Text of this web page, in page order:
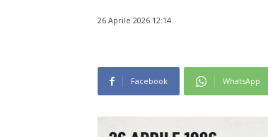
26 Aprile 2026 12:14
Facebook WhatsApp